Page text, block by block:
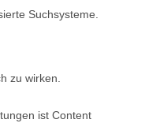
Suchsysteme.
zu wirken.
ist Content